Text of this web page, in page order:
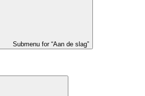
Submenu for “Aan de slag”